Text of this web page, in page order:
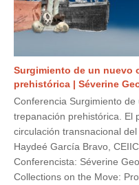
Surgimiento de un nuevo
prehistórica | Séverine
Conferencia Surgimiento
trepanación prehistórica. El
circulación transnacional
Haydeé García Bravo,
Conferencista: Séverine
Collections on the Move: